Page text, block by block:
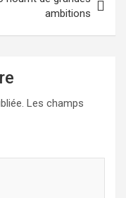
ambitions
Les champs